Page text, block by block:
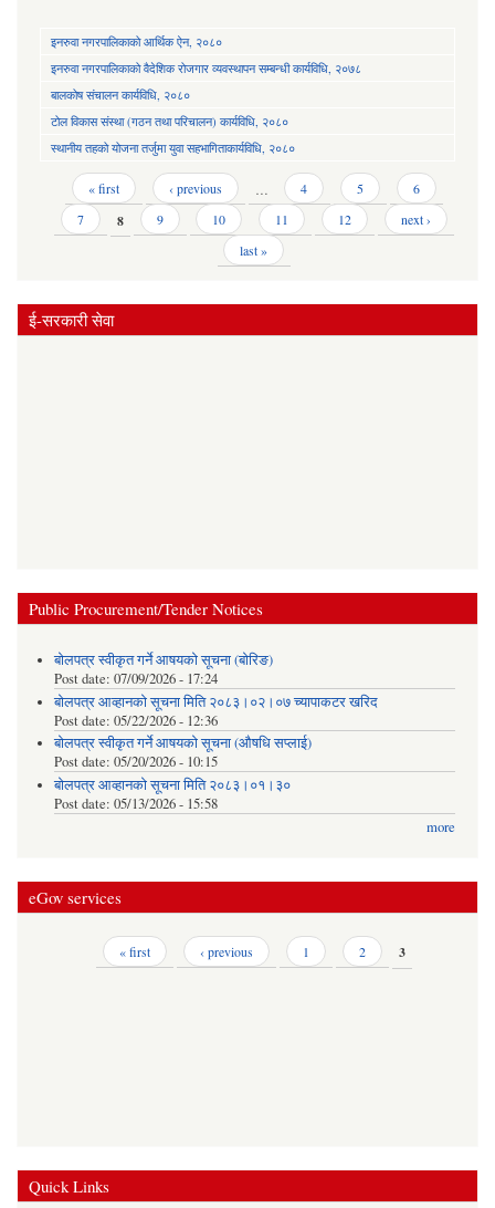
इनरुवा नगरपालिकाको आर्थिक ऐन, २०८०
इनरुवा नगरपालिकाको वैदेशिक रोजगार व्यवस्थापन सम्बन्धी कार्यविधि, २०७८
बालकोष संचालन कार्यविधि, २०८०
टोल विकास संस्था (गठन तथा परिचालन) कार्यविधि, २०८०
स्थानीय तहको योजना तर्जुमा युवा सहभागिताकार्यविधि, २०८०
Pages « first ‹ previous … 4 5
6
7
8 9 10 11 12
next ›
last »
ई-सरकारी सेवा
Public Procurement/Tender Notices
बोलपत्र स्वीकृत गर्ने आषयको सूचना (बोरिङ)
Post date: 07/09/2026 - 17:24
बोलपत्र आव्हानको सूचना मिति २०८३।०२।०७ च्यापाकटर खरिद
Post date: 05/22/2026 - 12:36
बोलपत्र स्वीकृत गर्ने आषयको सूचना (औषधि सप्लाई)
Post date: 05/20/2026 - 10:15
बोलपत्र आव्हानको सूचना मिति २०८३।०१।३०
Post date: 05/13/2026 - 15:58
more
eGov services
« first ‹ previous 1 2 3
Quick Links